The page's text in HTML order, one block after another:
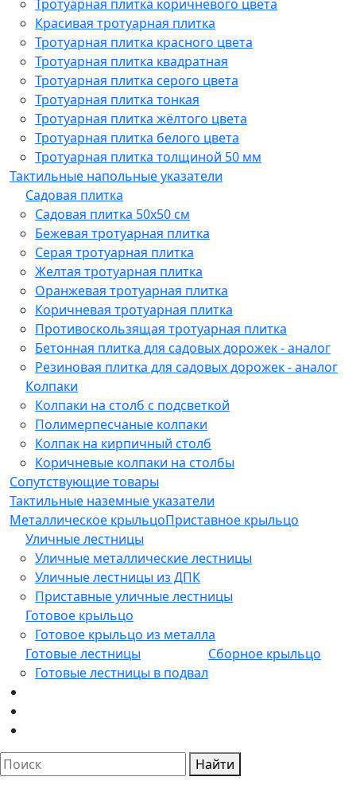
Тротуарная плитка коричневого цвета
Красивая тротуарная плитка
Тротуарная плитка красного цвета
Тротуарная плитка квадратная
Тротуарная плитка серого цвета
Тротуарная плитка тонкая
Тротуарная плитка жёлтого цвета
Тротуарная плитка белого цвета
Тротуарная плитка толщиной 50 мм
Тактильные напольные указатели
Садовая плитка
Садовая плитка 50х50 см
Бежевая тротуарная плитка
Серая тротуарная плитка
Желтая тротуарная плитка
Оранжевая тротуарная плитка
Коричневая тротуарная плитка
Противоскользящая тротуарная плитка
Бетонная плитка для садовых дорожек - аналог
Резиновая плитка для садовых дорожек - аналог
Колпаки
Колпаки на столб с подсветкой
Полимерпесчаные колпаки
Колпак на кирпичный столб
Коричневые колпаки на столбы
Сопутствующие товары
Тактильные наземные указатели
Металлическое крыльцоПриставное крыльцо
Уличные лестницы
Уличные металлические лестницы
Уличные лестницы из ДПК
Приставные уличные лестницы
Готовое крыльцо
Готовое крыльцо из металла
Готовые лестницы
Готовые лестницы в подвал
Сборное крыльцо
Найти